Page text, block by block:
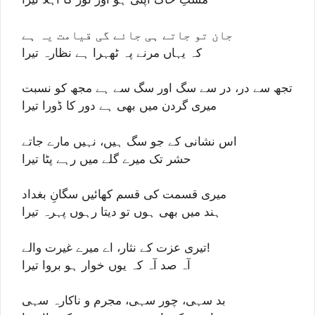
جان تو جاتے ہی جائے گی قیامت یہ ہے
کہ یہاں مرنے پہ ٹھہرا ہے نظارہ تیرا
تجھ سے در، در سے سگ اور سگ سے ہے مجھ کو نسبت
میری گردن میں بھی ہے دور کا ڈورا تیرا
اس نشانی کے جو سگ ہیں، نہیں مارے جاتے
حشر تک میرے گلے میں رہے پٹا تیرا
میری قسمت کی قسم کھائیں سگانِ بغداد
ہند میں بھی ہوں تو دیتا رہوں پہرہ تیرا
تیری عزت کے نثار، اے میرے غیرت والے!
آہ صد آہ کہ یوں خوار ہو بروا تیرا
بد سہی، چور سہی، مجرم و ناکارہ سہی